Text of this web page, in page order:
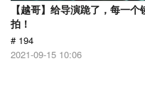
【越哥】给导演跪了，每一
拍！
# 194
2021-09-15 10:06